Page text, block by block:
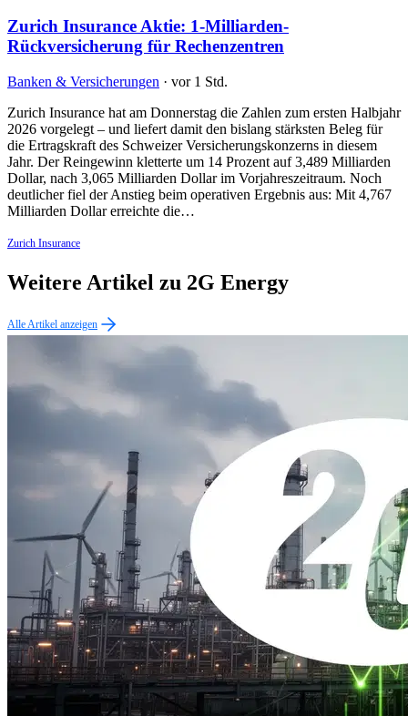
Zurich Insurance Aktie: 1-Milliarden-
Rückversicherung für Rechenzentren
Banken & Versicherungen · vor 1 Std.
Zurich Insurance hat am Donnerstag die Zahlen zum ersten Halbjahr
2026 vorgelegt – und liefert damit den bislang stärksten Beleg für
die Ertragskraft des Schweizer Versicherungskonzerns in diesem
Jahr. Der Reingewinn kletterte um 14 Prozent auf 3,489 Milliarden
Dollar, nach 3,065 Milliarden Dollar im Vorjahreszeitraum. Noch
deutlicher fiel der Anstieg beim operativen Ergebnis aus: Mit 4,767
Milliarden Dollar erreichte die…
Zurich Insurance
Weitere Artikel zu 2G Energy
Alle Artikel anzeigen